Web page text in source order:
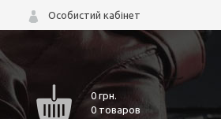
Особистий кабінет
0грн.
0 товаров